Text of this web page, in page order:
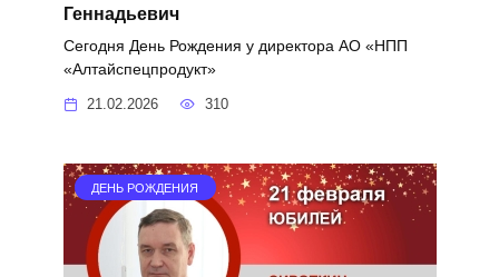
Геннадьевич
Сегодня День Рождения у директора АО «НПП
«Алтайспецпродукт»
21.02.2026 310
ДЕНЬ РОЖДЕНИЯ